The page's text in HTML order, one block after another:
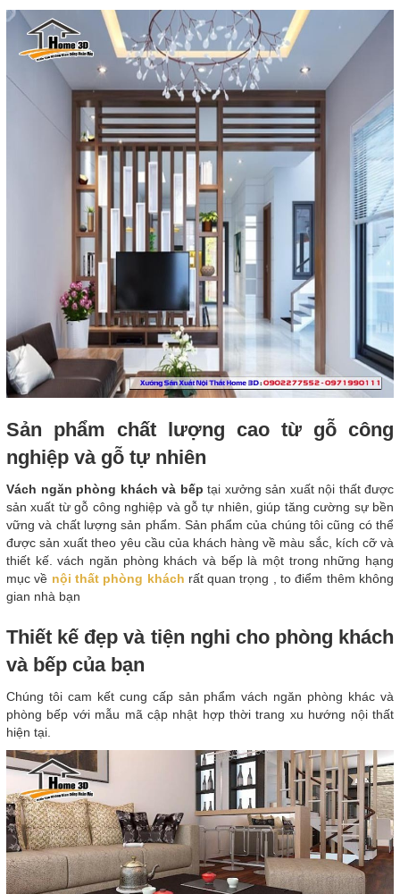
Sản phẩm chất lượng cao từ gỗ công
nghiệp và gỗ tự nhiên
Vách ngăn phòng khách và bếp tại xưởng sản xuất nội thất được
sản xuất từ gỗ công nghiệp và gỗ tự nhiên, giúp tăng cường sự bền
vững và chất lượng sản phẩm. Sản phẩm của chúng tôi cũng có thể
được sản xuất theo yêu cầu của khách hàng về màu sắc, kích cỡ và
thiết kế. vách ngăn phòng khách và bếp là một trong những hạng
mục về nội thất phòng khách rất quan trọng , to điểm thêm không
gian nhà bạn
Thiết kế đẹp và tiện nghi cho phòng khách
và bếp của bạn
Chúng tôi cam kết cung cấp sản phẩm vách ngăn phòng khác và
phòng bếp với mẫu mã cập nhật hợp thời trang xu hướng nội thất
hiện tại.